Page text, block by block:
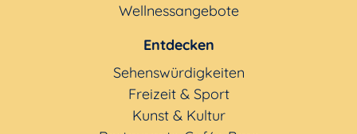
Wellnessangebote
Entdecken
Sehenswürdigkeiten
Freizeit & Sport
Kunst & Kultur